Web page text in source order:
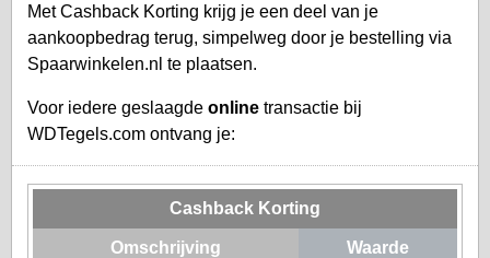
Met Cashback Korting krijg je een deel van je
aankoopbedrag terug, simpelweg door je bestelling via
Spaarwinkelen.nl te plaatsen.
Voor iedere geslaagde online transactie bij
WDTegels.com ontvang je:
Cashback Korting
Omschrijving Waarde